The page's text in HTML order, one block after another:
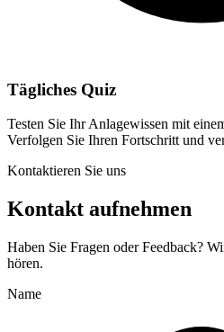
Tägliches Quiz
Testen Sie Ihr Anlagewissen mit
Verfolgen Sie Ihren Fortschritt und
Kontaktieren Sie uns
Kontakt aufnehmen
Haben Sie Fragen oder Feedback?
hören.
Name